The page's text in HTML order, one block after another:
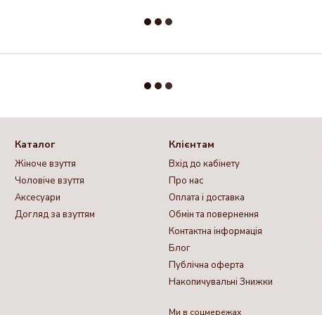
Каталог
Жіноче взуття
Чоловіче взуття
Аксесуари
Догляд за взуттям
Клієнтам
Вхід до кабінету
Про нас
Оплата і доставка
Обмін та повернення
Контактна інформація
Блог
Публічна оферта
Накопичувальні Знижки
Ми в соцмережах